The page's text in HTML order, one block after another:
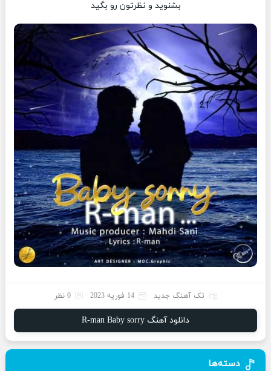
بشنوید و نظرتون رو بگید
تک آهنگ جدید 14 فوریه 2023 0 نظر
دانلود آهنگ R-man Baby sorry
دسته‌ها